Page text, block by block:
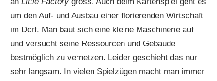
um den Auf- und Ausbau einer florierenden Wirtschaft
im Dorf. Man baut sich eine kleine Maschinerie auf
und versucht seine Ressourcen und Gebäude
bestmöglich zu vernetzen. Leider geschieht das nur
sehr langsam. In vielen Spielzügen macht man immer